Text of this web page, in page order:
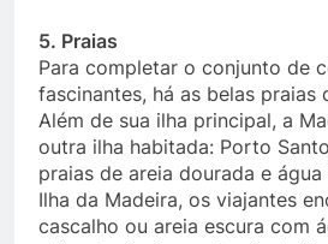
5. Praias
Para completar o conjunto de
fascinantes, há as belas praias
Além de sua ilha principal, a
outra ilha habitada: Porto
praias de areia dourada e
Ilha da Madeira, os viajantes
cascalho ou areia escura com